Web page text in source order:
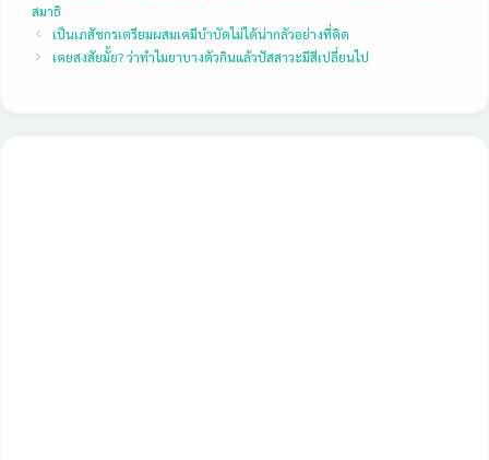
สมาธิ
เป็นเภสัชกรเตรียมผสมเคมีบำบัดไม่ได้น่ากลัวอย่างที่คิด
เคยสงสัยมั้ย? ว่าทำไมยาบางตัวกินแล้วปัสสาวะมีสีเปลี่ยนไป